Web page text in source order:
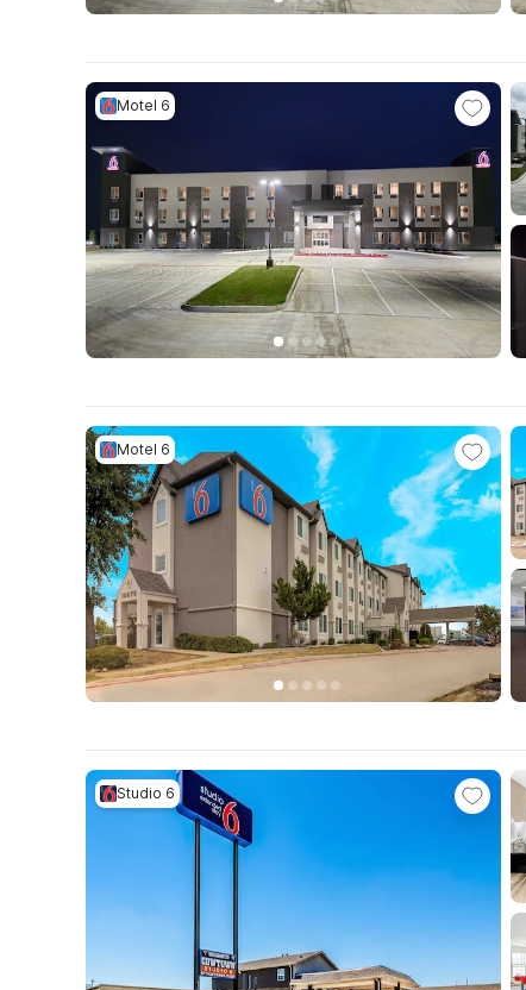
Motel 6
Motel 6
Studio 6